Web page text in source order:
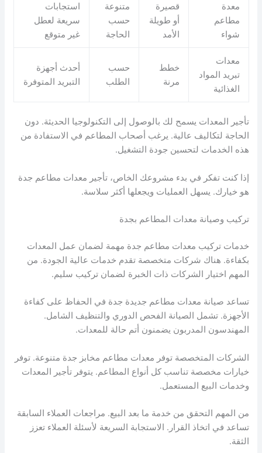
معدة
مطاعم
شواء
قصيرة
أو طويلة
الأمد
متنوعة
حسب
الحاجة
استجابات
سريعة لعطل
غير متوقع
معدات
تبريد المواد
الغذائية
خطط
مرنة
حسب
الطلب
أحدث أجهزة
التبريد المتوفرة
تأجير المعدات يسمح لك بالوصول إلى التكنولوجيا الحديثة. دون
الحاجة لتكاليف عالية. يرغب أصحاب المطاعم في الاستفادة من
هذه الخدمات لتحسين جودة التشغيل.
إذا كنت تفكر في بدء مشروعك الخاص، تأجير معدات مطاعم جدة
هو خيارك. يسهل العمليات ويجعلها أكثر سلاسة.
تركيب وصيانة معدات المطاعم بجدة
خدمات تركيب معدات مطاعم جدة مهمة لضمان عمل المعدات
بكفاءة. هناك شركات متخصصة تقدم خدمات عالية الجودة. من
المهم اختيار الشركات ذات الخبرة لضمان تركيب سليم.
تساعد صيانة معدات مطاعم جديدة جدة في الحفاظ على كفاءة
الأجهزة. تشمل الصيانة الفحص الدوري والتنظيف الشامل.
المهندسون المدربون يضمنون أتم حالة للمعدات.
الشركات المتخصصة توفر معدات مطاعم مخابز جدة متنوعة. توفر
خيارات مخصصة تناسب كل أنواع المطاعم. يتوفر تأجير المعدات
وخدمات البيع المستعمل.
من المهم التحقق من خدمة ما بعد البيع. مراجعات العملاء السابقة
تساعد في اتخاذ القرار. الاستجابة السريعة لأسئلة العملاء تعزز
الثقة.